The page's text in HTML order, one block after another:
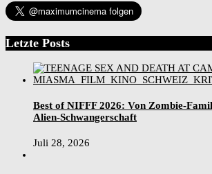
Letzte Posts
Best of NIFFF 2026: Von Zombie-
Alien-Schwangerschaft
Juli 28, 2026